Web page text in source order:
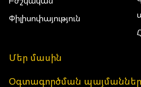
Փիլիսոփայություն
Մեր մասին
Օգտագործման պայմաններ